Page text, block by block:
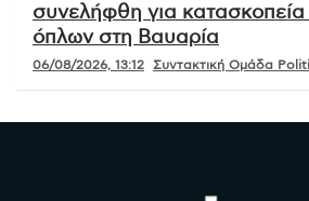
συνελήφθη για κατασκοπεία
όπλων στη Βαυαρία
06/08/2026, 13:12 Συντακτική Ομάδα